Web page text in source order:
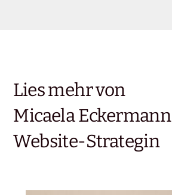
Lies mehr von
Micaela Eckermann |
Website-Strategin